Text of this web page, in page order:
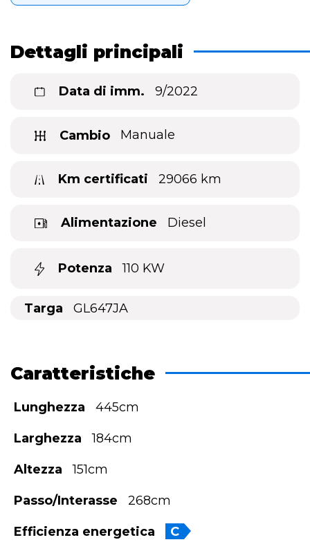
Dettagli principali
Data di imm. 9/2022
Cambio Manuale
Km certificati 29066 km
Alimentazione Diesel
Potenza 110 KW
Targa GL647JA
Caratteristiche
Lunghezza 445cm
Larghezza 184cm
Altezza 151cm
Passo/Interasse 268cm
Efficienza energetica C